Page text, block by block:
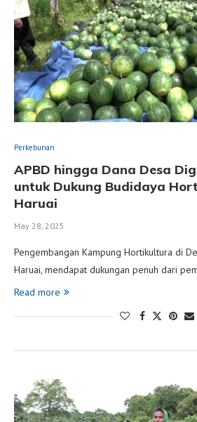
Perkebunan
APBD hingga Dana Desa
untuk Dukung Budidaya
Haruai
May 28, 2025
Pengembangan Kampung Hortikultura di
Haruai, mendapat dukungan penuh dari
Read more